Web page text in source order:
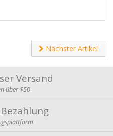
Nächster Artikel
Versand
über $50